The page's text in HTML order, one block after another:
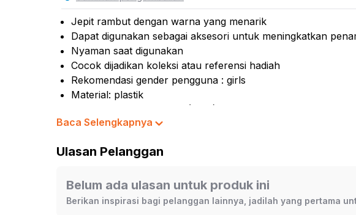
Kursi Salon Beroda
Kursi Keramas
Jepit rambut dengan warna yang menarik
Dapat digunakan sebagai aksesori untuk meningkatkan
Nyaman saat digunakan
Cocok dijadikan koleksi atau referensi hadiah
Rekomendasi gender pengguna : girls
Material: plastik
Isi set: 3 pcs
Dimensi produk: 10 cm x 7.5 cm x 1 cm
Warna:
Mix
Dimensi Kemasan: 3.5 x 1.0 x 5.0 cm
Berat: 0.03kg
Baca Selengkapnya
Ulasan Pelanggan
Belum ada ulasan untuk produk ini
Berikan inspirasi bagi pelanggan lainnya, jadilah yang pertama